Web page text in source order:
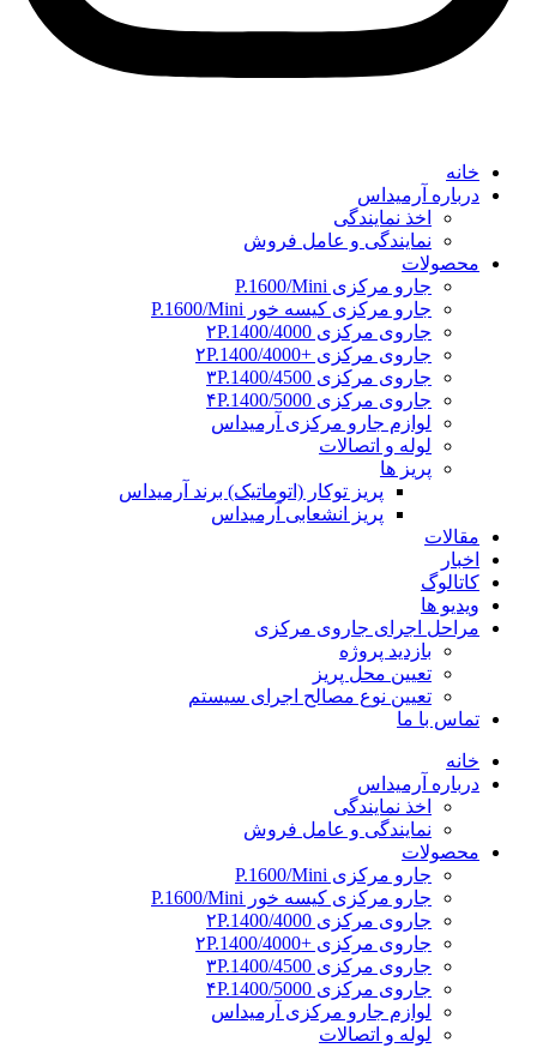
خانه
درباره آرمیداس
اخذ نمایندگی
نمایندگی و عامل فروش
محصولات
جارو مرکزی P.1600/Mini
جارو مرکزی کیسه خور P.1600/Mini
جاروی مرکزی ۲P.1400/4000
جاروی مرکزی +۲P.1400/4000
جاروی مرکزی ۳P.1400/4500
جاروی مرکزی ۴P.1400/5000
لوازم جارو مرکزی آرمیداس
لوله و اتصالات
پریز ها
پریز توکار (اتوماتیک) برند آرمیداس
پریز انشعابی آرمیداس
مقالات
اخبار
کاتالوگ
ویدیو ها
مراحل اجرای جاروی مرکزی
بازدید پروژه
تعیین محل پریز
تعیین نوع مصالح اجرای سیستم
تماس با ما
خانه
درباره آرمیداس
اخذ نمایندگی
نمایندگی و عامل فروش
محصولات
جارو مرکزی P.1600/Mini
جارو مرکزی کیسه خور P.1600/Mini
جاروی مرکزی ۲P.1400/4000
جاروی مرکزی +۲P.1400/4000
جاروی مرکزی ۳P.1400/4500
جاروی مرکزی ۴P.1400/5000
لوازم جارو مرکزی آرمیداس
لوله و اتصالات